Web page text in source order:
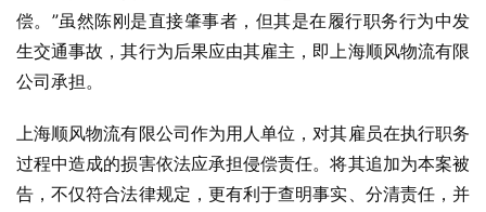
偿。”虽然陈刚是直接肇事者，但其是在履行职务行为中发
生交通事故，其行为后果应由其雇主，即上海顺风物流有限
公司承担。
上海顺风物流有限公司作为用人单位，对其雇员在执行职务
过程中造成的损害依法应承担侵偿责任。将其追加为本案被
告，不仅符合法律规定，更有利于查明事实、分清责任，并